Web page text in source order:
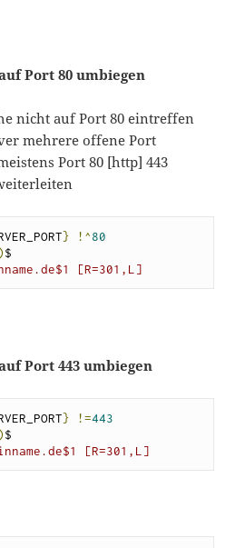
Port 80 umbiegen
nicht auf Port 80 eintreffen
mehrere offene Port
Port 80 [http] 443
} !^80
$
[R=301,L]
Port 443 umbiegen
} !=443
$
[R=301,L]